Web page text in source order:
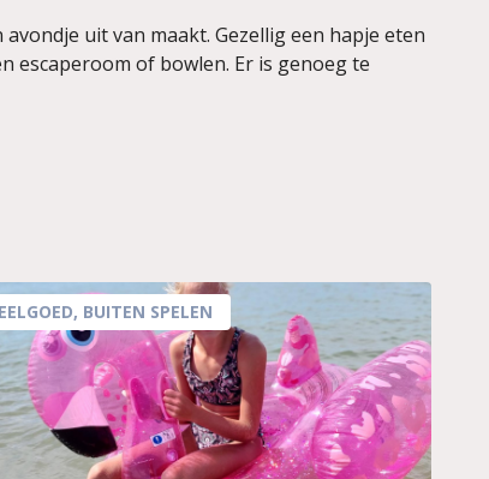
uit van maakt. Gezellig een hapje eten
escaperoom of bowlen. Er is genoeg te
, BUITEN SPELEN